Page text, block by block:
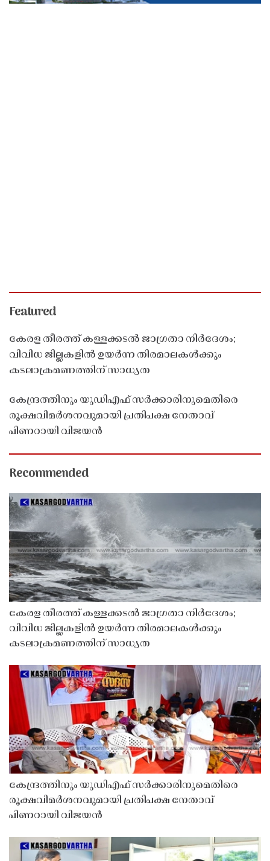
Featured
കേരള തീരത്ത് കള്ളക്കടൽ ജാഗ്രതാ നിർദേശം;
വിവിധ ജില്ലകളിൽ ഉയർന്ന തിരമാലകൾക്കും
കടലാക്രമണത്തിന് സാധ്യത
കേന്ദ്രത്തിനും യുഡിഎഫ് സർക്കാരിനുമെതിരെ
രൂക്ഷവിമർശനവുമായി പ്രതിപക്ഷ നേതാവ്
പിണറായി വിജയൻ
Recommended
കേരള തീരത്ത് കള്ളക്കടൽ ജാഗ്രതാ നിർദേശം;
വിവിധ ജില്ലകളിൽ ഉയർന്ന തിരമാലകൾക്കും
കടലാക്രമണത്തിന് സാധ്യത
കേന്ദ്രത്തിനും യുഡിഎഫ് സർക്കാരിനുമെതിരെ
രൂക്ഷവിമർശനവുമായി പ്രതിപക്ഷ നേതാവ്
പിണറായി വിജയൻ